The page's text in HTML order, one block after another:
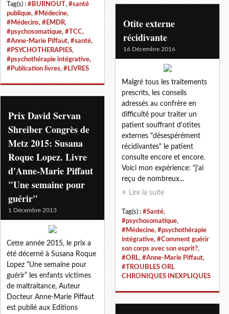
Tag(s) : #BURNOUT, #santé
publique, #Médecine,
#Médecins, #EMDR,
#psychosomatique, #TCC,
#Anne-Marie Piffaut, #santé,
#PSYCHOTHERAPIES,
#psychothérapie intégrative,
#Publication livres, #LIVRES
Otite externe
récidivante
16 Décembre 2016
Malgré tous les traitements
prescrits, les conseils
adressés au confrère en
difficulté pour traiter un
patient souffrant d'otites
externes "désespérément
récidivantes" le patient
consulte encore et encore.
Voici mon expérience: "j'ai
reçu de nombreux...
Lire la suite
Tag(s) : #Santé,
#psychosomatique,
#Médecine, #psychothérapie
intégrative, #Comment guérir
son corps avec son esprit?,
#ORL, #Anne-Marie Piffaut,
#TROUBLES ORL
CHRONIQUES INEXPLIQUES
Prix David Servan
Shreiber Congrès de
Metz 2015: Susana
Roque Lopez. Livre
d'Anne-Marie Piffaut
"Une semaine pour
guérir"
1 Décembre 2013
Cette année 2015, le prix a
été décerné à Susana Roque
Lopez “Une semaine pour
guérir” les enfants victimes
de maltraitance, Auteur
Docteur Anne-Marie Piffaut
est publié aux Editions